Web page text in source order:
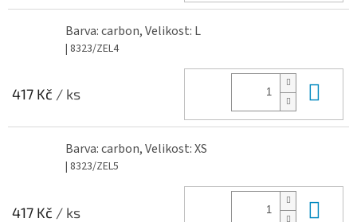
Barva: carbon, Velikost: L
| 8323/ZEL4
417 Kč / ks
Barva: carbon, Velikost: XS
| 8323/ZEL5
417 Kč / ks